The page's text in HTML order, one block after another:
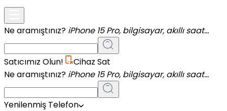
Ne aramıştınız? iPhone 15 Pro, bilgisayar, akıllı saat...
Satıcımız Olun!
Cihaz Sat
Ne aramıştınız? iPhone 15 Pro, bilgisayar, akıllı saat...
Yenilenmiş Telefon